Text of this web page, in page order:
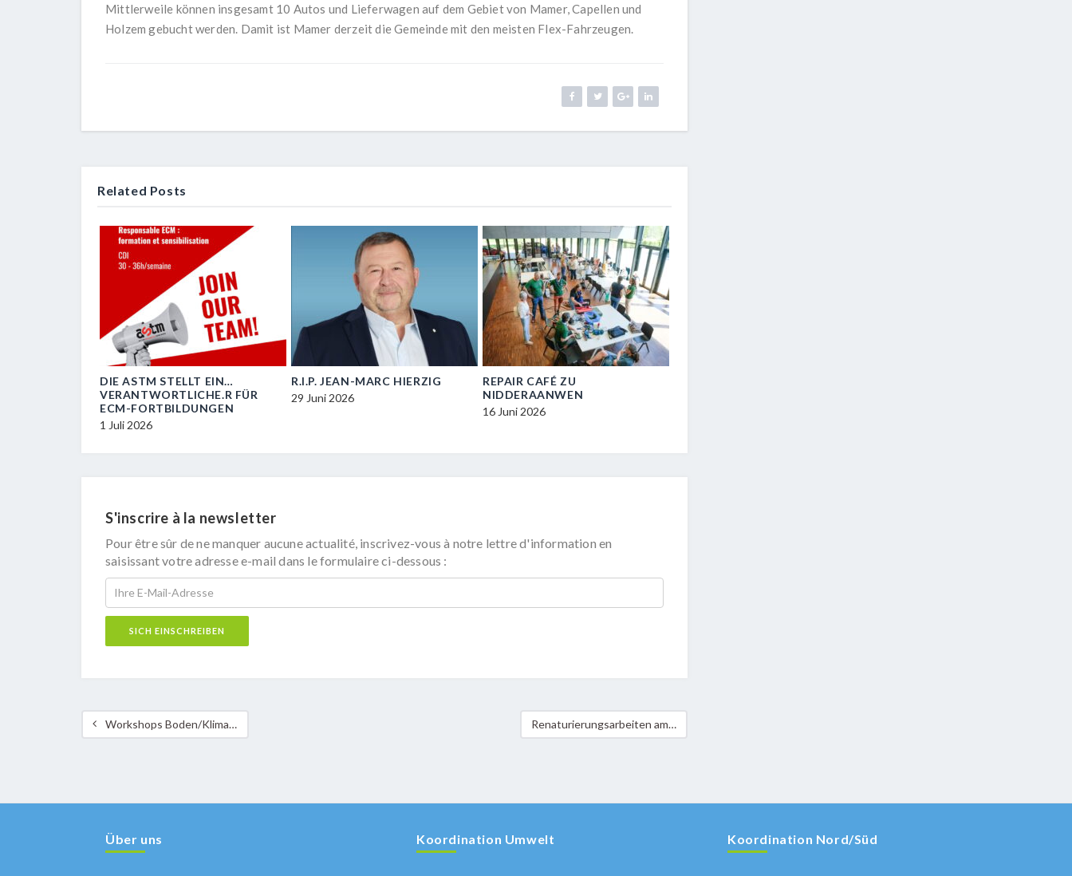
Mittlerweile können insgesamt 10 Autos und Lieferwagen auf dem Gebiet von Mamer, Capellen und
Holzem gebucht werden. Damit ist Mamer derzeit die Gemeinde mit den meisten Flex-Fahrzeugen.
Related Posts
DIE ASTM STELLT EIN…
VERANTWORTLICHE.R FÜR
ECM-FORTBILDUNGEN
1 Juli 2026
R.I.P. JEAN-MARC HIERZIG
29 Juni 2026
REPAIR CAFÉ ZU
NIDDERAANWEN
16 Juni 2026
S'inscrire à la newsletter
Pour être sûr de ne manquer aucune actualité, inscrivez-vous à notre lettre d'information en
saisissant votre adresse e-mail dans le formulaire ci-dessous :
Workshops Boden/Klima in Hesperingen Renaturierungsarbeiten am Dipbach in Esch-sur-Alzette
Über uns Koordination Umwelt Koordination Nord/Süd